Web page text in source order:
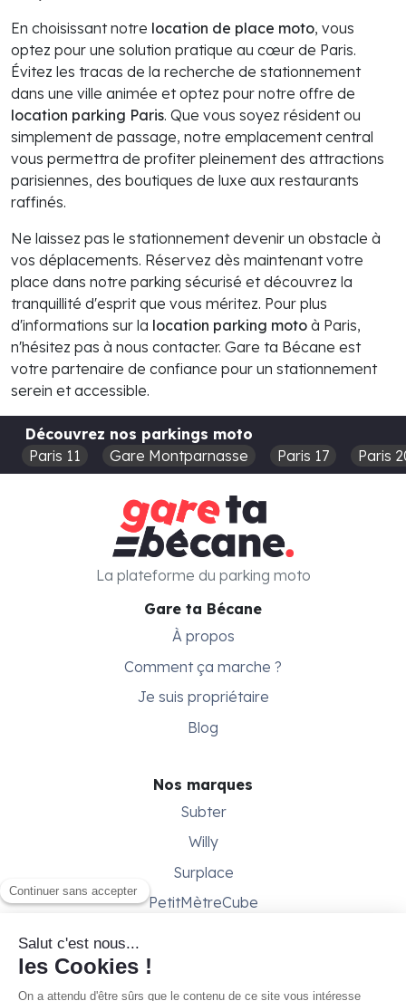
En choisissant notre location de place moto, vous
optez pour une solution pratique au cœur de Paris.
Évitez les tracas de la recherche de stationnement
dans une ville animée et optez pour notre offre de
location parking Paris. Que vous soyez résident ou
simplement de passage, notre emplacement central
vous permettra de profiter pleinement des attractions
parisiennes, des boutiques de luxe aux restaurants
raffinés.
Ne laissez pas le stationnement devenir un obstacle à
vos déplacements. Réservez dès maintenant votre
place dans notre parking sécurisé et découvrez la
tranquillité d'esprit que vous méritez. Pour plus
d'informations sur la location parking moto à Paris,
n'hésitez pas à nous contacter. Gare ta Bécane est
votre partenaire de confiance pour un stationnement
serein et accessible.
Découvrez nos parkings moto
Paris 11
Gare Montparnasse Paris 17 Paris
Gare ta Bécane
À propos
Comment ça marche ?
Je suis propriétaire
Blog
Nos marques
Subter
Willy
Surplace
PetitMètreCube
Besoin d'aide ?
La plateforme du parking moto